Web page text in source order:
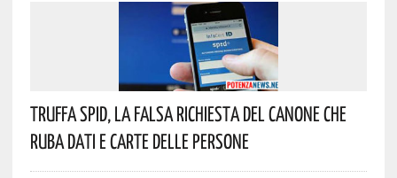
Truffa Spid, La Falsa Richiesta Del Canone Che
Ruba Dati E Carte Delle Persone